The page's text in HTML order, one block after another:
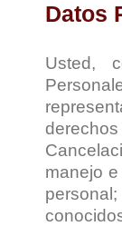
Datos
Usted,
manejo